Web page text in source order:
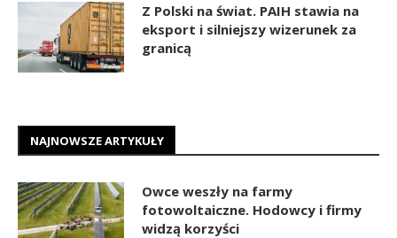
Z Polski na świat. PAIH stawia na
eksport i silniejszy wizerunek za
granicą
NAJNOWSZE ARTYKUŁY
Owce weszły na farmy
fotowoltaiczne. Hodowcy i firmy
widzą korzyści